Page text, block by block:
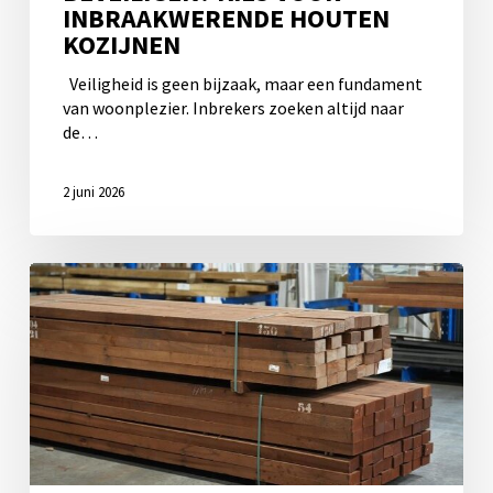
INBRAAKWERENDE HOUTEN
KOZIJNEN
Veiligheid is geen bijzaak, maar een fundament
van woonplezier. Inbrekers zoeken altijd naar
de…
2 juni 2026
Mahonie
vs.
Red
Grandis:
Welke
houtsoort
past
bij
jouw